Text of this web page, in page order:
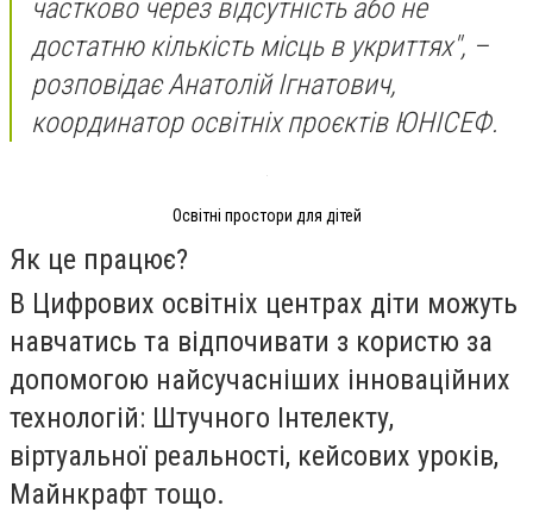
частково через відсутність або не
достатню кількість місць в укриттях", –
розповідає Анатолій Ігнатович,
координатор освітніх проєктів ЮНІСЕФ.
Освітні простори для дітей
Як це працює?
В Цифрових освітніх центрах діти можуть
навчатись та відпочивати з користю за
допомогою найсучасніших інноваційних
технологій: Штучного Інтелекту,
віртуальної реальності, кейсових уроків,
Майнкрафт тощо.